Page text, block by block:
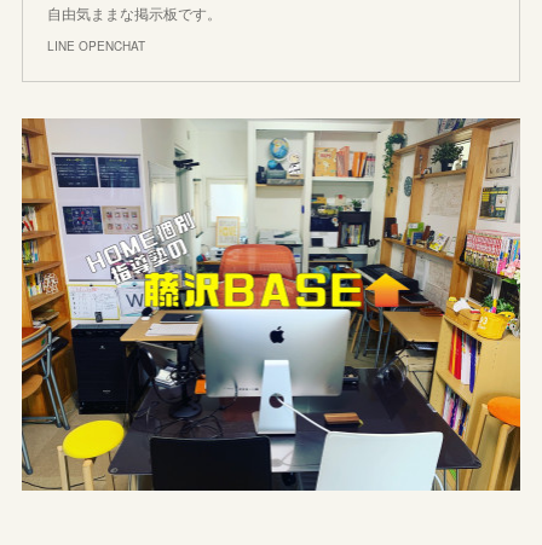
自由気ままな掲示板です。
LINE OPENCHAT